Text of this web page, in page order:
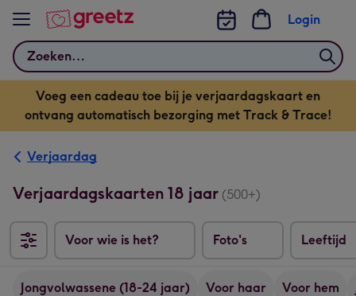
Bekijk meer
Zoeken
Login
Voeg een cadeau toe bij je verjaardagskaart en
ontvang automatisch bezorging met Track & Trace!
Verjaardag
Verjaardagskaarten 18 jaar (500+)
Voor wie is het? Foto's Leeftijd
Jongvolwassene (18-24 jaar) Voor haar Voor hem